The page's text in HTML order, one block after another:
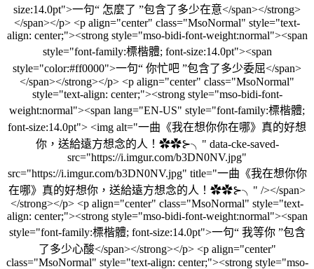
size:14.0pt">一句“ 怎麼了 ”包含了多少在意</span></strong>
</span></p> <p align="center" class="MsoNormal" style="text-
align: center;"><strong style="mso-bidi-font-weight:normal"><span
style="font-family:標楷體; font-size:14.0pt"><span
style="color:#ff0000">一句“ 你忙吧 ”包含了多少委屈</span>
</span></strong></p> <p align="center" class="MsoNormal"
style="text-align: center;"><strong style="mso-bidi-font-
weight:normal"><span lang="EN-US" style="font-family:標楷體;
font-size:14.0pt"> <img alt="一曲《我在想你你在哪》真的好想
你，送給遠方想念的人！✿✿⊱╮" data-cke-saved-
src="https://i.imgur.com/b3DN0NV.jpg"
src="https://i.imgur.com/b3DN0NV.jpg" title="一曲《我在想你你
在哪》真的好想你，送給遠方想念的人！✿✿⊱╮" /></span>
</strong></p> <p align="center" class="MsoNormal" style="text-
align: center;"><strong style="mso-bidi-font-weight:normal"><span
style="font-family:標楷體; font-size:14.0pt">一句“ 我等你 ”包含
了多少心酸</span></strong></p> <p align="center"
class="MsoNormal" style="text-align: center;"><strong style="mso-